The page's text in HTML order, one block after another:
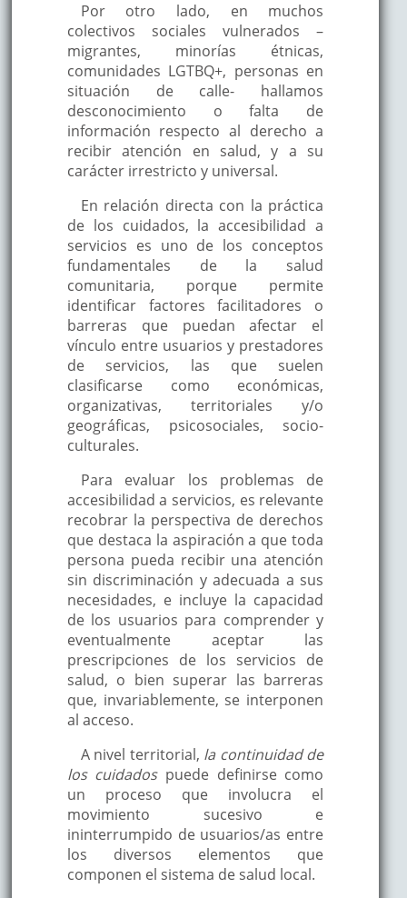
Por otro lado, en muchos
colectivos sociales vulnerados –
migrantes, minorías étnicas,
comunidades LGTBQ+, personas en
situación de calle- hallamos
desconocimiento o falta de
información respecto al derecho a
recibir atención en salud, y a su
carácter irrestricto y universal.
En relación directa con la práctica
de los cuidados, la accesibilidad a
servicios es uno de los conceptos
fundamentales de la salud
comunitaria, porque permite
identificar factores facilitadores o
barreras que puedan afectar el
vínculo entre usuarios y prestadores
de servicios, las que suelen
clasificarse como económicas,
organizativas, territoriales y/o
geográficas, psicosociales, socio-
culturales.
Para evaluar los problemas de
accesibilidad a servicios, es relevante
recobrar la perspectiva de derechos
que destaca la aspiración a que toda
persona pueda recibir una atención
sin discriminación y adecuada a sus
necesidades, e incluye la capacidad
de los usuarios para comprender y
eventualmente aceptar las
prescripciones de los servicios de
salud, o bien superar las barreras
que, invariablemente, se interponen
al acceso.
A nivel territorial, la continuidad de
los cuidados puede definirse como
un proceso que involucra el
movimiento sucesivo e
ininterrumpido de usuarios/as entre
los diversos elementos que
componen el sistema de salud local.